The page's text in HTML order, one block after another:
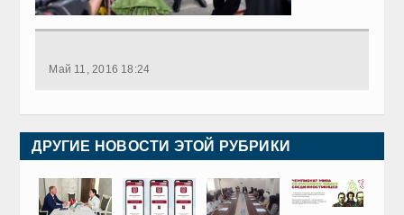
Май 11, 2016 18:24
ДРУГИЕ НОВОСТИ ЭТОЙ РУБРИКИ